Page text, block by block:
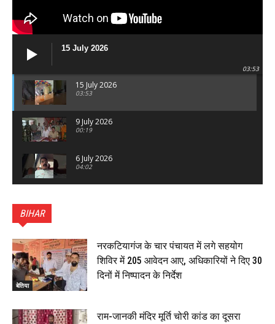
15 July 2026
03:53
15 July 2026
03:53
9 July 2026
00:19
6 July 2026
04:02
का भव्य पथ संचलन, 5 July 2026
00:22
बेतिया : मझौलिया में 1.24 क्विंटल गांजा के साथ बोलेरो ज़ब्त, दो
तस्कर गिरफ्तार, 4 July 2026
00:39
00:33
BIHAR
बेतिया
नरकटियागंज के चार पंचायत में लगे सहयोग
शिविर में 205 आवेदन आए, अधिकारियों ने दिए 30
दिनों में निष्पादन के निर्देश
राम-जानकी मंदिर मूर्ति चोरी कांड का दूसरा